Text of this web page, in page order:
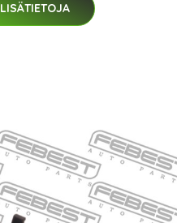
LISÄTIETOJA